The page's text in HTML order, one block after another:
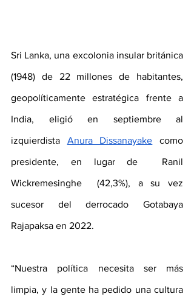
Sri Lanka, una excolonia insular británica
(1948) de 22 millones de habitantes,
geopolíticamente estratégica frente a
India, eligió en septiembre al
izquierdista Anura Dissanayake como
presidente, en lugar de  Ranil
Wickremesinghe  (42,3%), a su vez
sucesor del derrocado Gotabaya
Rajapaksa en 2022.
“Nuestra política necesita ser más
limpia, y la gente ha pedido una cultura